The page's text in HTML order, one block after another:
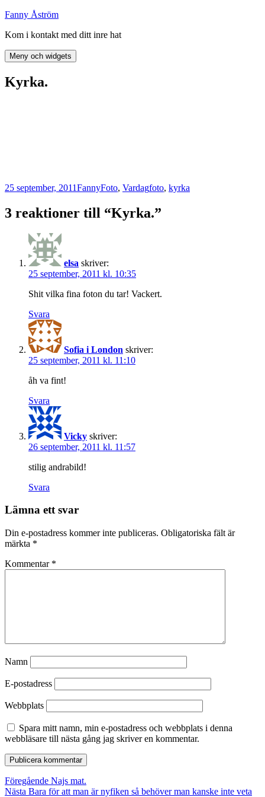
Hoppa
innehåll
Fanny Åström
Kom i kontakt med ditt inre hat
Meny och widgets
Kyrka.
Postat
25 september, 2011Författare
FannyKategorier
Foto, VardagTaggar
foto, kyrka
3 reaktioner till “Kyrka.”
elsa skriver:
25 september, 2011 kl. 10:35
Shit vilka fina foton du tar! Vackert.
Svara
Sofia i London skriver:
25 september, 2011 kl. 11:10
åh va fint!
Svara
Vicky skriver:
26 september, 2011 kl. 11:57
stilig andrabild!
Svara
Lämna ett svar
Din e-postadress kommer inte publiceras. Obligatoriska fält är
märkta *
Kommentar *
Namn
E-postadress
Webbplats
Spara mitt namn, min e-postadress och webbplats i denna
webbläsare till nästa gång jag skriver en kommentar.
Inläggsnavigering
Föregående Föregående
inlägg:
Najs mat.
Nästa Nästa
Bara för att man är nyfiken så behöver man kanske inte veta